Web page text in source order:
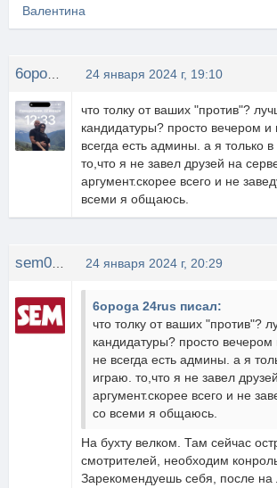
Валентина
24 января 2024 г, 19:10
что толку от ваших "против"?
кандидатуры? просто вечером
всегда есть админы. а я только
то,что я не завел друзей на
аргумент.скорее всего и не
всеми я общаюсь.
24 января 2024 г, 20:29
6opoga 24rus писал:
что толку от ваших "против"?
кандидатуры? просто
не всегда есть админы. а я
играю. то,что я не завел
аргумент.скорее всего и не
со всеми я общаюсь.
На бухту велком. Там сейчас
смотрителей, необходим
Зарекомендуешь себя, после на